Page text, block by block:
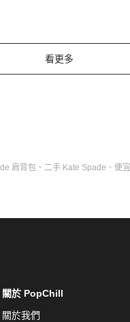
看更多
肩背包 、 二手 Kate Spade 、 便
關於 PopChill
關於我們